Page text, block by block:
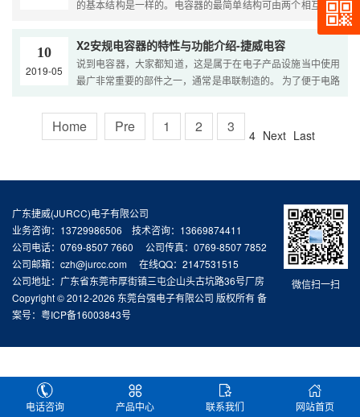
的基本结构是一样的。电容器的最简单结构可由两个相互靠近
的金属板中间夹一层绝缘介质组成。当在电容器两个极板间加
上电压时，电容器就会储存电荷，所以电容...
10
2019-05
X2安规电容器的特性与功能介绍-捷威电容
说到电容器，大家都知道，这是属于在电子产品设施当中使用
最广非常重要的部件之一，通常是串联制造的。 为了便于电路
此，电容器也称为通用电子元件。 电容...
Home Pre 1 2 3 4 Next Last
微信扫一扫
广东捷威(JURCC)电子有限公司
业务咨询：13729986506 技术咨询：13669874411
公司电话：0769-8507 7660 公司传真：0769-8507 7852
公司邮箱：czh@jurcc.com 在线QQ：2147531515
公司地址：广东省东莞市厚街镇三屯企山头古坑路36号厂房
Copyright © 2012-2026 东莞台强电子有限公司 版权所有 备
案号： 粤ICP备16003843号
电话咨询 产品中心 联系我们 网站首页